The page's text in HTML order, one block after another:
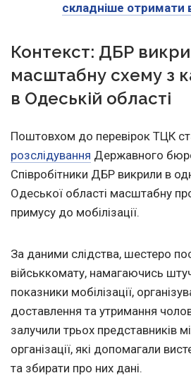
складніше отримати
Контекст: ДБР
масштабну схему з
в Одеській області
Поштовхом до перевірок ТЦК
розслідування Державного
Співробітники ДБР викрили в
Одеської області масштабну
примусу до мобілізації.
За даними слідства, шестеро
військкомату, намагаючись
показники мобілізації,
доставлення та утримання
залучили трьох представників
організації, які допомагали
та збирати про них дані.